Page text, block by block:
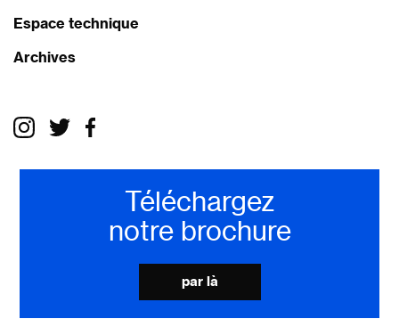
Espace technique
Archives
Téléchargez
notre brochure
par là